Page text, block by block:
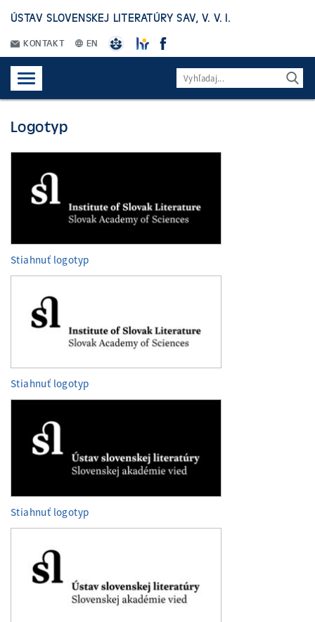
ÚSTAV SLOVENSKEJ LITERATÚRY SAV, V. V. I.
KONTAKT EN
Logotyp
Stiahnuť logotyp
Stiahnuť logotyp
Stiahnuť logotyp